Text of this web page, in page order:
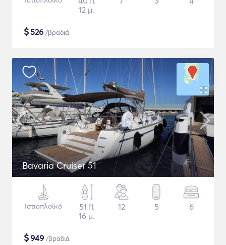
12 μ.
$526 /βραδιά
Bavaria Cruiser 51
Ιστιοπλοϊκό
51 ft
16 μ.
12 5 6
$949 /βραδιά